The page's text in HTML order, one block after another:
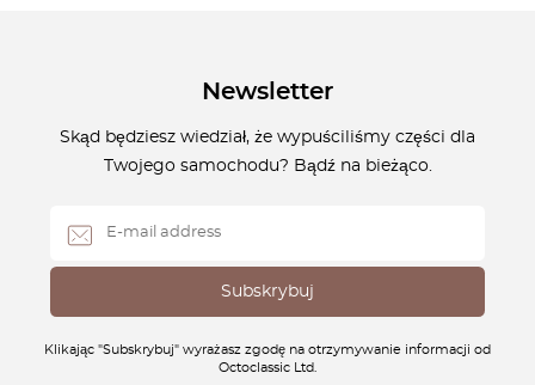
Newsletter
Skąd będziesz wiedział, że wypuściliśmy części dla
Twojego samochodu? Bądź na bieżąco.
Klikając "Subskrybuj" wyrażasz zgodę na otrzymywanie informacji od
Octoclassic Ltd.